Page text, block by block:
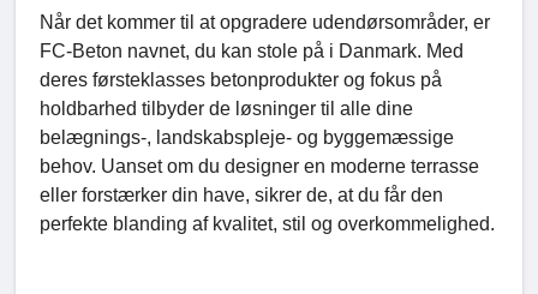
Når det kommer til at opgradere udendørsområder, er
FC-Beton navnet, du kan stole på i Danmark. Med
deres førsteklasses betonprodukter og fokus på
holdbarhed tilbyder de løsninger til alle dine
belægnings-, landskabspleje- og byggemæssige
behov. Uanset om du designer en moderne terrasse
eller forstærker din have, sikrer de, at du får den
perfekte blanding af kvalitet, stil og overkommelighed.